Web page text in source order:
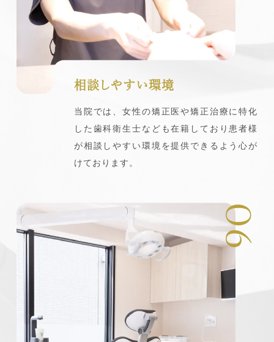
相談しやすい環境
当院では、女性の矯正医や矯正治療に特化
した歯科衛生士なども在籍しており患者様
が相談しやすい環境を提供できるよう心が
けております。